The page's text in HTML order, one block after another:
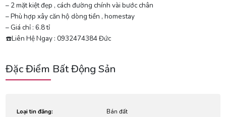
– 2 mặt kiệt đẹp , cách đường chính vài bước chân
– Phù hợp xây căn hộ dòng tiền , homestay
– Giá chỉ : 6.8 tỉ
☎️Liên Hệ Ngay : 0932474384 Đức
Đặc Điểm Bất Động Sản
Loại tin đăng: Bán đất